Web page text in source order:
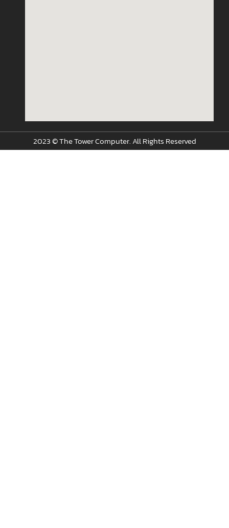
2023 © The Tower Computer. All Rights Reserved